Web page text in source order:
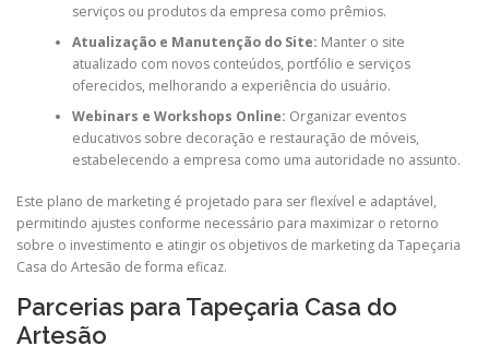
serviços ou produtos da empresa como prêmios.
Atualização e Manutenção do Site: Manter o site
atualizado com novos conteúdos, portfólio e serviços
oferecidos, melhorando a experiência do usuário.
Webinars e Workshops Online: Organizar eventos
educativos sobre decoração e restauração de móveis,
estabelecendo a empresa como uma autoridade no assunto.
Este plano de marketing é projetado para ser flexível e adaptável,
permitindo ajustes conforme necessário para maximizar o retorno
sobre o investimento e atingir os objetivos de marketing da Tapeçaria
Casa do Artesão de forma eficaz.
Parcerias para Tapeçaria Casa do
Artesão